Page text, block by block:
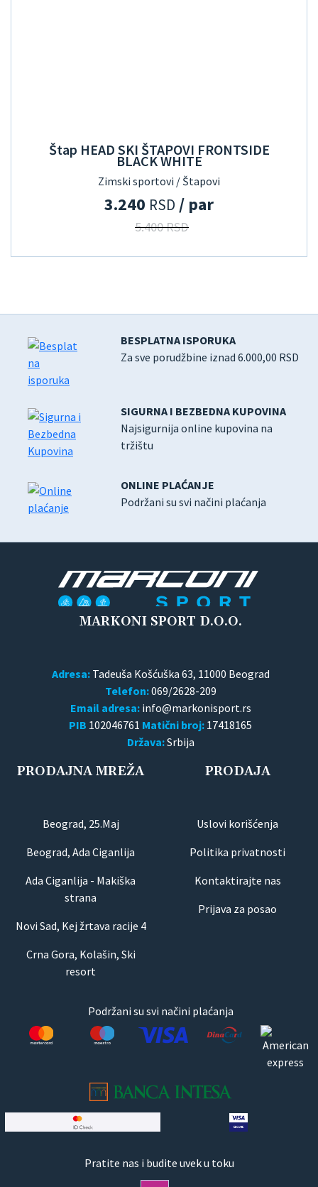
Štap HEAD SKI ŠTAPOVI FRONTSIDE
BLACK WHITE
Zimski sportovi / Štapovi
3.240 RSD / par
5.400 RSD
BESPLATNA ISPORUKA
Za sve porudžbine iznad 6.000,00 RSD
SIGURNA I BEZBEDNA KUPOVINA
Najsigurnija online kupovina na
tržištu
ONLINE PLAĆANJE
Podržani su svi načini plaćanja
MARKONI SPORT D.O.O.
Adresa:Tadeuša Košćuška 63, 11000 Beograd
Telefon:069/2628-209
Email adresa:
PIB 102046761 Matični broj: 17418165
Država:Srbija
PRODAJNA MREŽA
Beograd, 25.Maj
Beograd, Ada Ciganlija
Ada Ciganlija - Makiška
strana
Novi Sad, Kej žrtava racije 4
Crna Gora, Kolašin, Ski
resort
PRODAJA
Uslovi korišćenja
Politika privatnosti
Kontaktirajte nas
Prijava za posao
Podržani su svi načini plaćanja
Pratite nas i budite uvek u toku